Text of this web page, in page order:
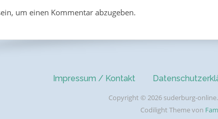
um einen Kommentar abzugeben.
Impressum / Kontakt
Copyright © 2026 suderburg-online.
Codilight Theme von